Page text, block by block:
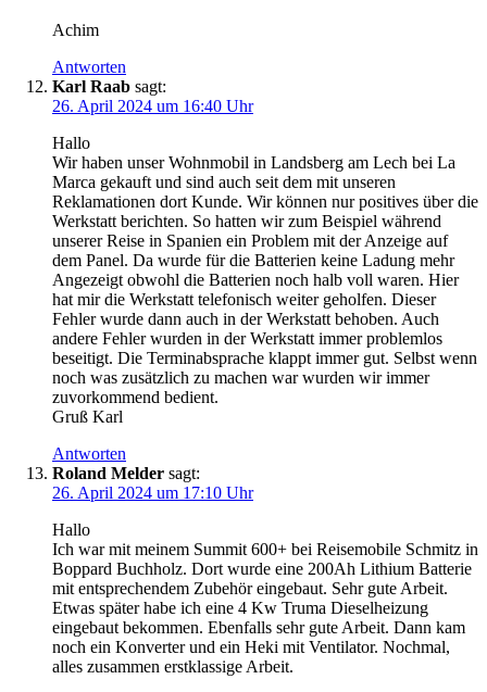
Achim
Antworten
Karl Raab sagt:
26. April 2024 um 16:40 Uhr
Hallo
Wir haben unser Wohnmobil in Landsberg am Lech bei La
Marca gekauft und sind auch seit dem mit unseren
Reklamationen dort Kunde. Wir können nur positives über die
Werkstatt berichten. So hatten wir zum Beispiel während
unserer Reise in Spanien ein Problem mit der Anzeige auf
dem Panel. Da wurde für die Batterien keine Ladung mehr
Angezeigt obwohl die Batterien noch halb voll waren. Hier
hat mir die Werkstatt telefonisch weiter geholfen. Dieser
Fehler wurde dann auch in der Werkstatt behoben. Auch
andere Fehler wurden in der Werkstatt immer problemlos
beseitigt. Die Terminabsprache klappt immer gut. Selbst wenn
noch was zusätzlich zu machen war wurden wir immer
zuvorkommend bedient.
Gruß Karl
Antworten
Roland Melder sagt:
26. April 2024 um 17:10 Uhr
Hallo
Ich war mit meinem Summit 600+ bei Reisemobile Schmitz in
Boppard Buchholz. Dort wurde eine 200Ah Lithium Batterie
mit entsprechendem Zubehör eingebaut. Sehr gute Arbeit.
Etwas später habe ich eine 4 Kw Truma Dieselheizung
eingebaut bekommen. Ebenfalls sehr gute Arbeit. Dann kam
noch ein Konverter und ein Heki mit Ventilator. Nochmal,
alles zusammen erstklassige Arbeit.